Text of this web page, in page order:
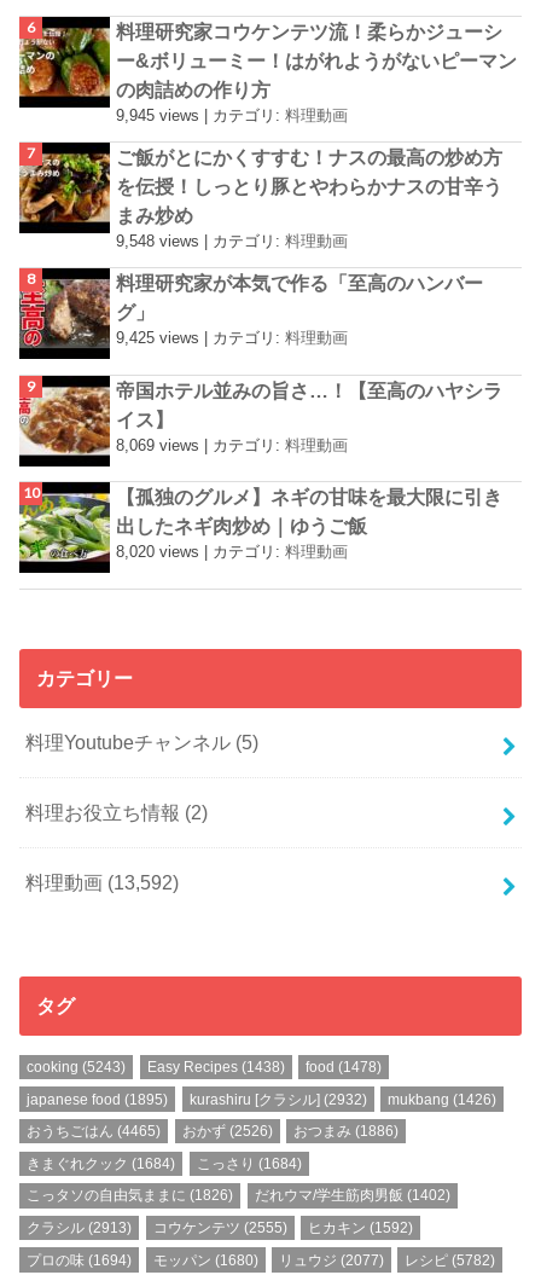
料理研究家コウケンテツ流！柔らかジューシ
ー&ボリューミー！はがれようがないピーマン
の肉詰めの作り方
9,945 views カテゴリ:料理動画
ご飯がとにかくすすむ！ナスの最高の炒め方
を伝授！しっとり豚とやわらかナスの甘辛う
まみ炒め
9,548 views カテゴリ:料理動画
料理研究家が本気で作る「至高のハンバー
グ」
9,425 views カテゴリ:料理動画
帝国ホテル並みの旨さ…！【至高のハヤシラ
イス】
8,069 views カテゴリ:料理動画
【孤独のグルメ】ネギの甘味を最大限に引き
出したネギ肉炒め｜ゆうご飯
8,020 views カテゴリ:料理動画
カテゴリー
料理Youtubeチャンネル (5)
料理お役立ち情報 (2)
料理動画 (13,592)
タグ
cooking (5243) Easy Recipes(1438) food (1478)
japanese food (1895) kurashiru [クラシル](2932) mukbang (1426)
おうちごはん (4465) おかず(2526) おつまみ (1886)
きまぐれクック (1684) こっさり (1684)
こっタソの自由気ままに (1826) だれウマ/学生筋肉男飯 (1402)
クラシル (2913) コウケンテツ (2555) ヒカキン (1592)
プロの味 (1694) モッパン (1680) リュウジ (2077) レシピ (5782)